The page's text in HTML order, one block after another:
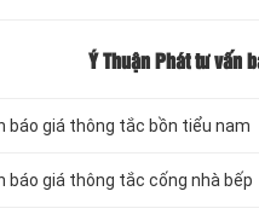
Ý Thuận Phát tư vấn
báo giá thông tắc bồn tiểu nam
báo giá thông tắc cống nhà bếp